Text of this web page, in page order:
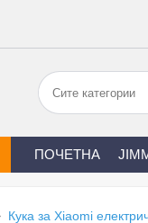
ПОЧЕТНА
Кука за Xiaomi